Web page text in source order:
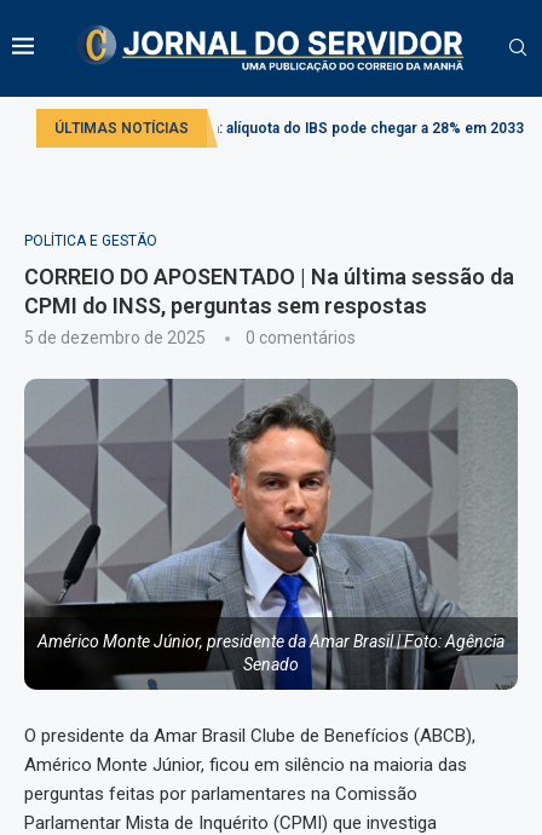
ÚLTIMAS NOTÍCIAS
tributária: alíquota do IBS pode chegar a 28% em 2033 Projeto cria
POLÍTICA E GESTÃO
CORREIO DO APOSENTADO | Na última sessão da
CPMI do INSS, perguntas sem respostas
5 de dezembro de 2025 0 comentários
Américo Monte Júnior, presidente da Amar Brasil | Foto: Agência
Senado
O presidente da Amar Brasil Clube de Benefícios (ABCB),
Américo Monte Júnior, ficou em silêncio na maioria das
perguntas feitas por parlamentares na Comissão
Parlamentar Mista de Inquérito (CPMI) que investiga